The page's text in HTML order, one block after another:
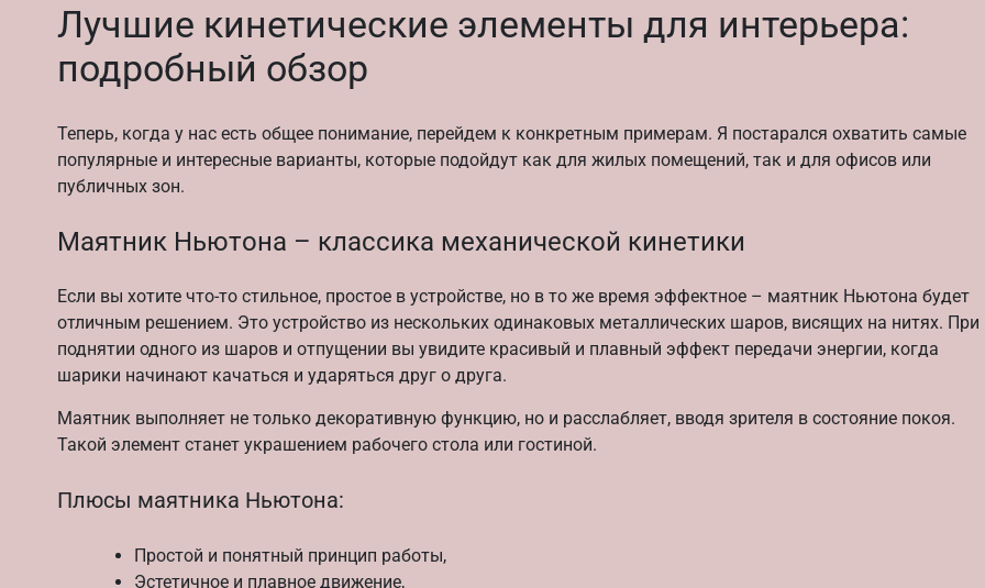
Лучшие кинетические элементы для интерьера:
подробный обзор
Теперь, когда у нас есть общее понимание, перейдем к конкретным примерам. Я постарался охватить самые
популярные и интересные варианты, которые подойдут как для жилых помещений, так и для офисов или
публичных зон.
Маятник Ньютона – классика механической кинетики
Если вы хотите что-то стильное, простое в устройстве, но в то же время эффектное – маятник Ньютона будет
отличным решением. Это устройство из нескольких одинаковых металлических шаров, висящих на нитях. При
поднятии одного из шаров и отпущении вы увидите красивый и плавный эффект передачи энергии, когда
шарики начинают качаться и ударяться друг о друга.
Маятник выполняет не только декоративную функцию, но и расслабляет, вводя зрителя в состояние покоя.
Такой элемент станет украшением рабочего стола или гостиной.
Плюсы маятника Ньютона:
Простой и понятный принцип работы,
Эстетичное и плавное движение,